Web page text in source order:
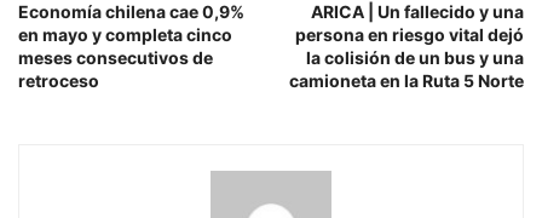
Economía chilena cae 0,9%
en mayo y completa cinco
meses consecutivos de
retroceso
ARICA | Un fallecido y una
persona en riesgo vital dejó
la colisión de un bus y una
camioneta en la Ruta 5 Norte